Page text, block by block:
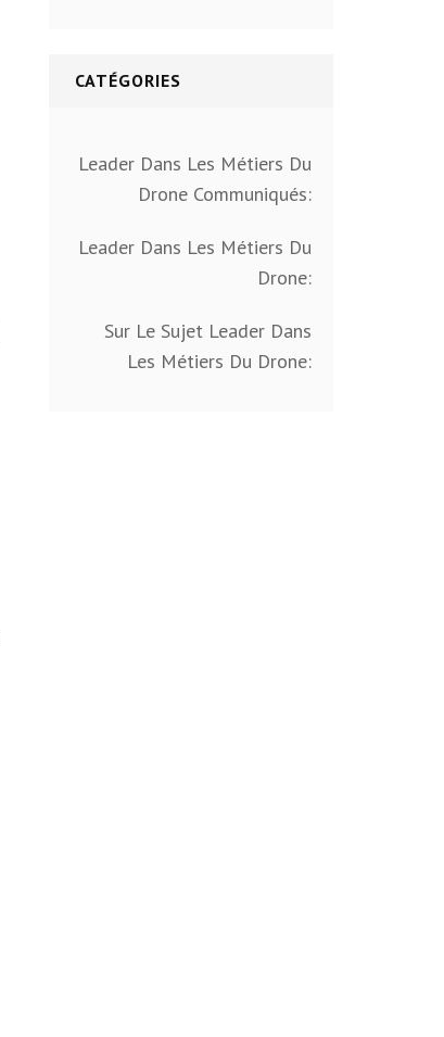
CATÉGORIES
Leader Dans Les Métiers Du
Drone Communiqués:
Leader Dans Les Métiers Du
Drone:
Sur Le Sujet Leader Dans
Les Métiers Du Drone: